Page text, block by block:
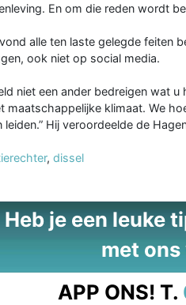
En om die reden wordt
alle ten laste gelegde feiten
ook niet op social media.
niet een ander bedreigen wat
maatschappelijke klimaat. We
leiden.” Hij veroordeelde de
, dissel
Heb je een leuke
met
APP ONS! T.